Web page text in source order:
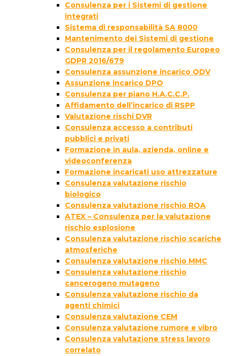
Consulenza per i Sistemi di gestione
integrati
Sistema di responsabilità SA 8000
Mantenimento dei Sistemi di gestione
Consulenza per il regolamento Europeo
GDPR 2016/679
Consulenza assunzione incarico ODV
Assunzione incarico DPO
Consulenza per piano H.A.C.C.P.
Affidamento dell’incarico di RSPP
Valutazione rischi DVR
Consulenza accesso a contributi
pubblici e privati
Formazione in aula, azienda, online e
videoconferenza
Formazione incaricati uso attrezzature
Consulenza valutazione rischio
biologico
Consulenza valutazione rischio ROA
ATEX – Consulenza per la valutazione
rischio esplosione
Consulenza valutazione rischio scariche
atmosferiche
Consulenza valutazione rischio MMC
Consulenza valutazione rischio
cancerogeno mutageno
Consulenza valutazione rischio da
agenti chimici
Consulenza valutazione CEM
Consulenza valutazione rumore e vibro
Consulenza valutazione stress lavoro
correlato